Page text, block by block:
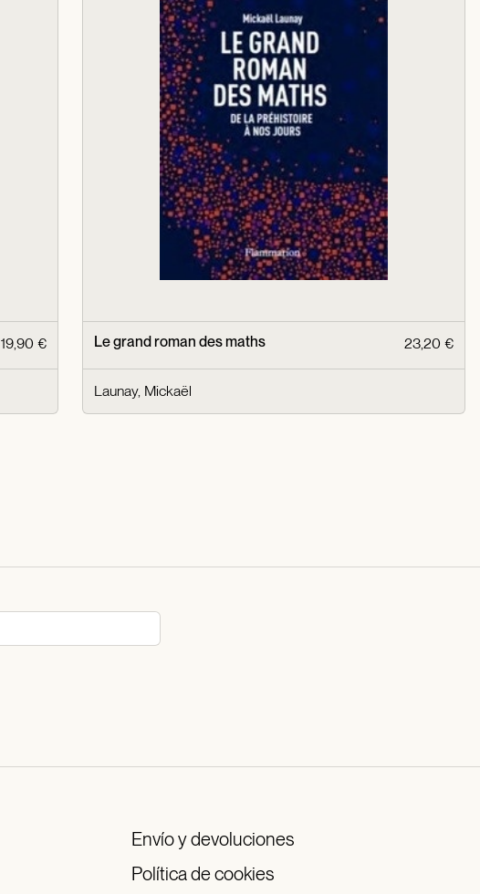
19,90 € Le grand roman des maths 23,20 €
Launay, Mickaël
Envío y devoluciones
Política de cookies